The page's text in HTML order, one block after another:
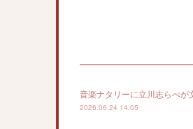
音楽ナタリーに立川志らべが
2026.06.24 14:05